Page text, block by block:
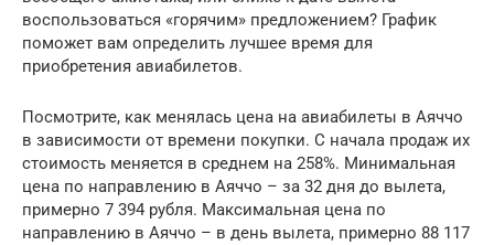
воспользоваться «горячим» предложением? График
поможет вам определить лучшее время для
приобретения авиабилетов.
Посмотрите, как менялась цена на авиабилеты в Аяччо
в зависимости от времени покупки. С начала продаж их
стоимость меняется в среднем на 258%. Минимальная
цена по направлению в Аяччо – за 32 дня до вылета,
примерно 7 394 рубля. Максимальная цена по
направлению в Аяччо – в день вылета, примерно 88 117